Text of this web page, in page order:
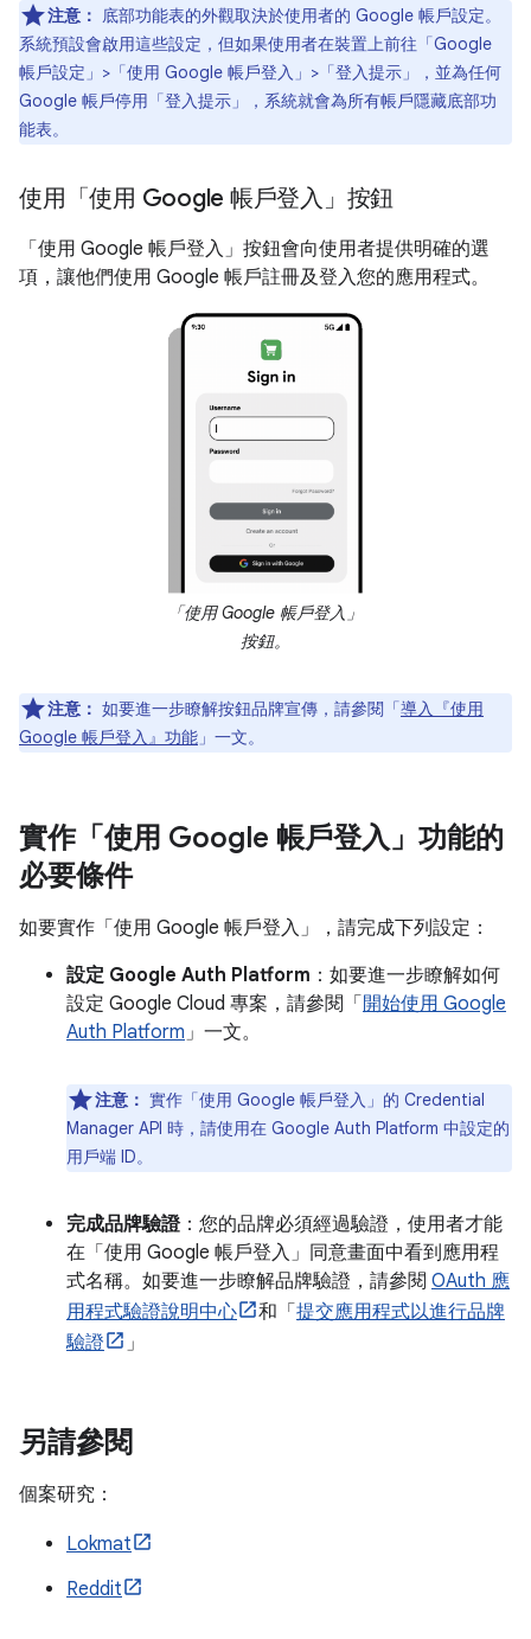
注意： 底部功能表的外觀取決於使用者的 Google 帳戶設定。
系統預設會啟用這些設定，但如果使用者在裝置上前往「Google
帳戶設定」>「使用 Google 帳戶登入」>「登入提示」
，並為任何
Google 帳戶停用「登入提示」，系統就會為所有帳戶隱藏底部功
能表。
使用「使用 Google 帳戶登入」按鈕
「使用 Google 帳戶登入」按鈕會向使用者提供明確的選
項，讓他們使用 Google 帳戶註冊及登入您的應用程式。
「使用 Google 帳戶登入」
按鈕。
注意： 如要進一步瞭解按鈕品牌宣傳，請參閱「導入『使用
Google 帳戶登入』功能 」一文。
實作「使用 Google 帳戶登入」功能的
必要條件
如要實作「使用 Google 帳戶登入」，請完成下列設定：
設定 Google Auth Platform ：如要進一步瞭解如何
設定 Google Cloud 專案，請參閱「 開始使用 Google
Auth Platform」一文。
注意： 實作「使用 Google 帳戶登入」的 Credential
Manager API 時，請使用在 Google Auth Platform 中設定的
用戶端 ID。
完成品牌驗證：您的品牌必須經過驗證，使用者才能
在「使用 Google 帳戶登入」同意畫面中看到應用程
式名稱。如要進一步瞭解品牌驗證，請參閱 OAuth 應
用程式驗證說明中心
和「 提交應用程式以進行品牌
驗證
」
另請參閱
個案研究：
Lokmat
Reddit